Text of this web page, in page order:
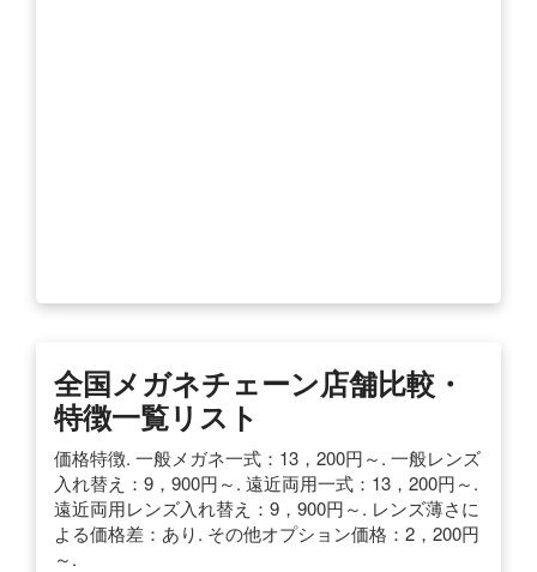
全国メガネチェーン店舗比較・
特徴一覧リスト
価格特徴. 一般メガネ一式：13，200円～. 一般レンズ
入れ替え：9，900円～. 遠近両用一式：13，200円～.
遠近両用レンズ入れ替え：9，900円～. レンズ薄さに
よる価格差：あり. その他オプション価格：2，200円
～.